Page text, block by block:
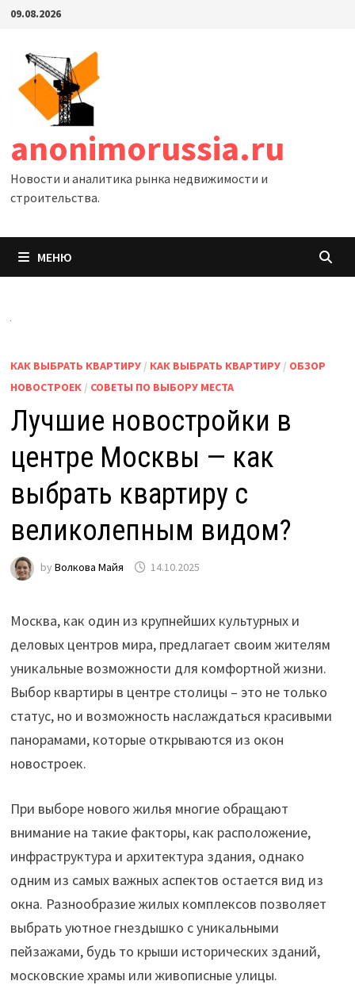
Перейти
содержимому
09.08.2026
anonimorussia.ru
Новости и аналитика рынка недвижимости и
строительства.
МЕНЮ
КАК ВЫБРАТЬ КВАРТИРУ/ КАК ВЫБРАТЬ КВАРТИРУ/ ОБЗОР
НОВОСТРОЕК/ СОВЕТЫ ПО ВЫБОРУ МЕСТА
Лучшие новостройки в
центре Москвы — как
выбрать квартиру с
великолепным видом?
by Волкова Майя 14.10.2025
Москва, как один из крупнейших культурных и
деловых центров мира, предлагает своим жителям
уникальные возможности для комфортной жизни.
Выбор квартиры в центре столицы – это не только
статус, но и возможность наслаждаться красивыми
панорамами, которые открываются из окон
новостроек.
При выборе нового жилья многие обращают
внимание на такие факторы, как расположение,
инфраструктура и архитектура здания, однако
одним из самых важных аспектов остается вид из
окна. Разнообразие жилых комплексов позволяет
выбрать уютное гнездышко с уникальными
пейзажами, будь то крыши исторических зданий,
московские храмы или живописные улицы.